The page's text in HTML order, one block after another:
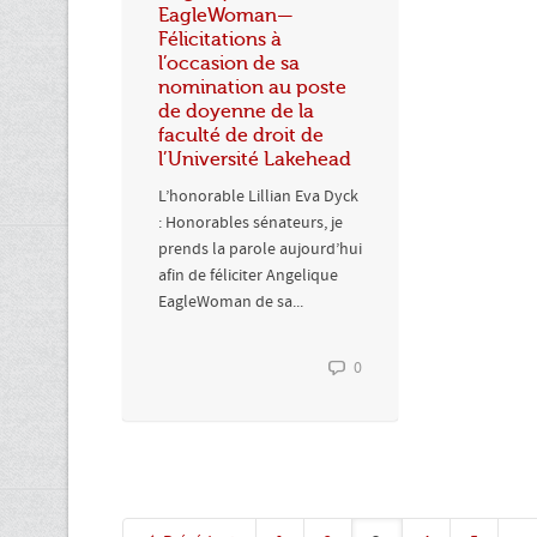
EagleWoman—
Félicitations à
l’occasion de sa
nomination au poste
de doyenne de la
faculté de droit de
l’Université Lakehead
L’honorable Lillian Eva Dyck
: Honorables sénateurs, je
prends la parole aujourd’hui
afin de féliciter Angelique
EagleWoman de sa...
0